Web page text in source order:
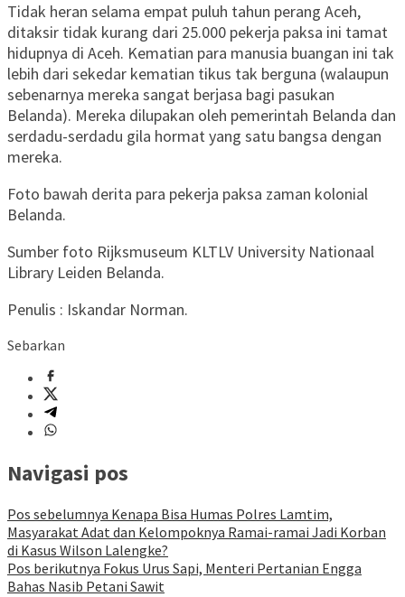
Tidak heran selama empat puluh tahun perang Aceh,
ditaksir tidak kurang dari 25.000 pekerja paksa ini tamat
hidupnya di Aceh. Kematian para manusia buangan ini tak
lebih dari sekedar kematian tikus tak berguna (walaupun
sebenarnya mereka sangat berjasa bagi pasukan
Belanda). Mereka dilupakan oleh pemerintah Belanda dan
serdadu-serdadu gila hormat yang satu bangsa dengan
mereka.
Foto bawah derita para pekerja paksa zaman kolonial
Belanda.
Sumber foto Rijksmuseum KLTLV University Nationaal
Library Leiden Belanda.
Penulis : Iskandar Norman.
Sebarkan
Navigasi pos
Pos sebelumnya Kenapa Bisa Humas Polres Lamtim,
Masyarakat Adat dan Kelompoknya Ramai-ramai Jadi Korban
di Kasus Wilson Lalengke?
Pos berikutnya Fokus Urus Sapi, Menteri Pertanian Engga
Bahas Nasib Petani Sawit